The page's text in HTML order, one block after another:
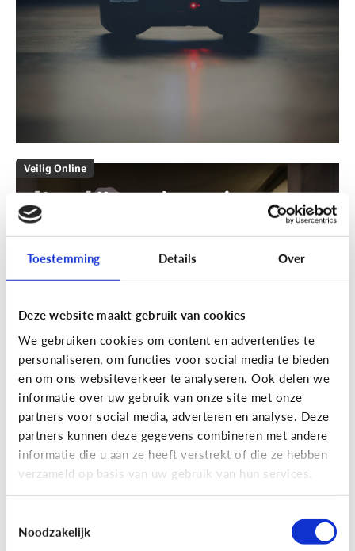
Toestemming Details Over
Deze website maakt gebruik van cookies
We gebruiken cookies om content en advertenties te
personaliseren, om functies voor social media te bieden
en om ons websiteverkeer te analyseren. Ook delen we
informatie over uw gebruik van onze site met onze
partners voor social media, adverteren en analyse. Deze
partners kunnen deze gegevens combineren met andere
informatie die u aan ze heeft verstrekt of die ze hebben
verzameld op basis van uw gebruik van hun services.
Noodzakelijk
Veilig Online
[Actua]Hoe snel geven jongeren
hun bankkaart in ruil voor geld?
En wat zijn 'geldezels'?
[Hoe werkt het?]Locatiegegevens
delen via de smartphone